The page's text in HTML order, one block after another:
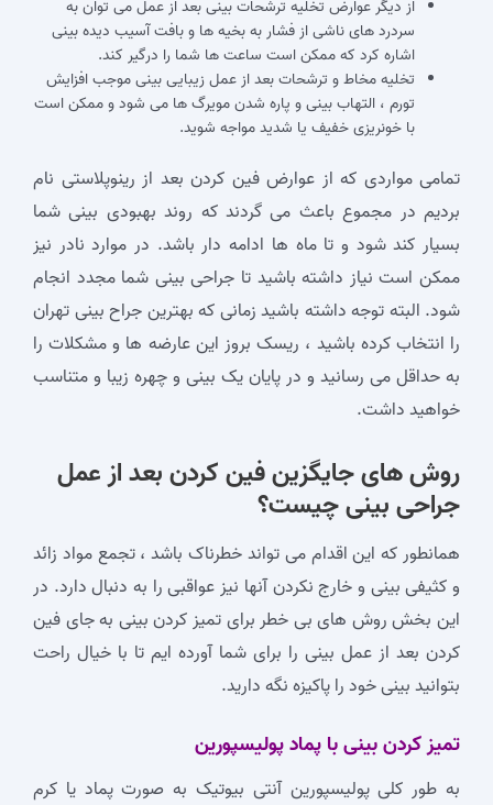
از دیگر عوارض تخلیه ترشحات بینی بعد از عمل می توان به
سردرد های ناشی از فشار به بخیه ها و بافت آسیب دیده بینی
اشاره کرد که ممکن است ساعت ها شما را درگیر کند.
تخلیه مخاط و ترشحات بعد از عمل زیبایی بینی موجب افزایش
تورم ، التهاب بینی و پاره شدن مویرگ ها می شود و ممکن است
با خونریزی خفیف یا شدید مواجه شوید.
تمامی مواردی که از عوارض فین کردن بعد از رینوپلاستی نام
بردیم در مجموع باعث می گردند که روند بهبودی بینی شما
بسیار کند شود و تا ماه‌ ها ادامه دار باشد. در موارد نادر نیز
ممکن است نیاز داشته باشید تا جراحی بینی شما مجدد انجام
شود. البته توجه داشته باشید زمانی که بهترین جراح بینی تهران
را انتخاب کرده باشید ، ریسک بروز این عارضه ها و مشکلات را
به حداقل می رسانید و در پایان یک بینی و چهره زیبا و متناسب
خواهید داشت.
روش های جایگزین فین كردن بعد از عمل
جراحی بینی چیست؟
همانطور که این اقدام می تواند خطرناک باشد ، تجمع مواد زائد
و کثیفی بینی و خارج نکردن آنها نیز عواقبی را به دنبال دارد. در
این بخش روش های بی خطر برای تمیز کردن بینی به جای فین
کردن بعد از عمل بینی را برای شما آورده ایم تا با خیال راحت
بتوانید بینی خود را پاکیزه نگه دارید.
تمیز کردن بینی با پماد پولیسپورین
به طور کلی پولیسپورین آنتی بیوتیک به صورت پماد یا کرم